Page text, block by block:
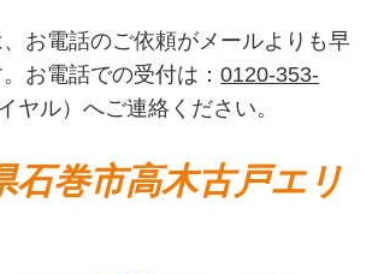
お電話のご依頼がメールよりも早
お電話での受付は：0120-353-
ヤル）へご連絡ください。
石巻市高木古戸エリ